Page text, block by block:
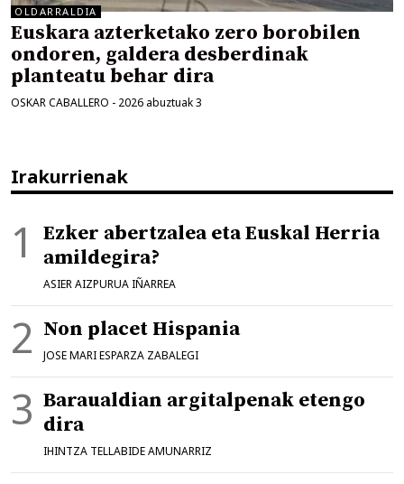
OLDARRALDIA
Euskara azterketako zero borobilen
ondoren, galdera desberdinak
planteatu behar dira
OSKAR CABALLERO - 2026 abuztuak 3
Irakurrienak
Ezker abertzalea eta Euskal Herria
amildegira?
ASIER AIZPURUA IÑARREA
Non placet Hispania
JOSE MARI ESPARZA ZABALEGI
Baraualdian argitalpenak etengo
dira
IHINTZA TELLABIDE AMUNARRIZ